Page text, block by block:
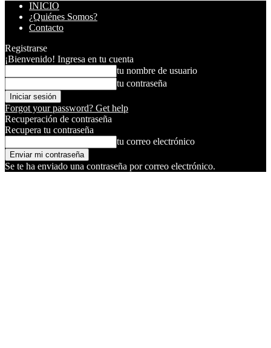
INICIO
¿Quiénes Somos?
Contacto
Registrarse
¡Bienvenido! Ingresa en tu cuenta
tu nombre de usuario
tu contraseña
Forgot your password? Get help
Recuperación de contraseña
Recupera tu contraseña
tu correo electrónico
Se te ha enviado una contraseña por correo electrónico.